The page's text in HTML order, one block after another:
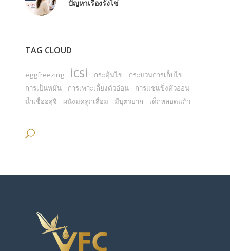
ปัญหาเรื่องรังไข่
TAG CLOUD
eggfreezing icsi กระตุ้นไข่
กระบวนการเก็บไข่
การเป็นหมัน
การเพาะเลี้ยงตัวอ่อน
การแช่แข็งตัวอ่อน
น้ำเชื้ออสุจิ
ผนังมดลูกเสื่อม มีบุตรยาก เด็กหลอดแก้ว